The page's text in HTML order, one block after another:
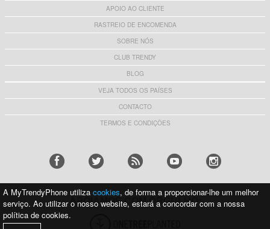
APOIO AO CLIENTE
RASTREIO DE ENCOMENDA
SOBRE NÓS
CLUB TRENDY
BLOG
VEJA TODOS OS PAÍSES
CONTACTO
TERMOS E CONDIÇÕES
APOIAMOS COM ORGULHO:
A MyTrendyPhone utiliza cookies, de forma a proporcionar-lhe um melhor
serviço. Ao utilizar o nosso website, estará a concordar com a nossa
política de cookies.